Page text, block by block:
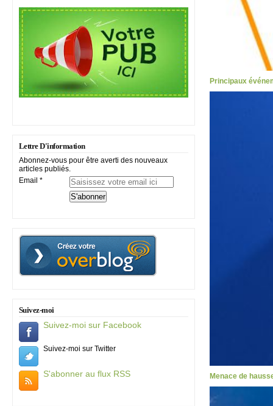
Lettre D'information
Abonnez-vous pour être averti des nouveaux
articles publiés.
Email
Suivez-moi
Suivez-moi sur Facebook
Suivez-moi sur Twitter
S'abonner au flux RSS
Principaux
Menace de